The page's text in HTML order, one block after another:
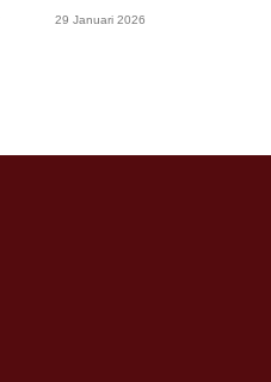
29 Januari 2026